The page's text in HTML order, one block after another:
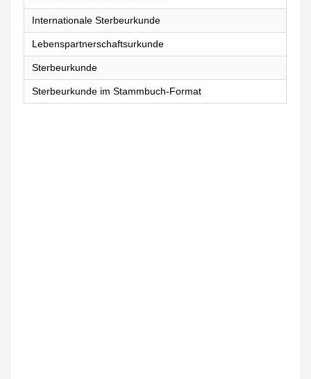
Internationale Sterbeurkunde
Lebenspartnerschaftsurkunde
Sterbeurkunde
Sterbeurkunde im Stammbuch-Format